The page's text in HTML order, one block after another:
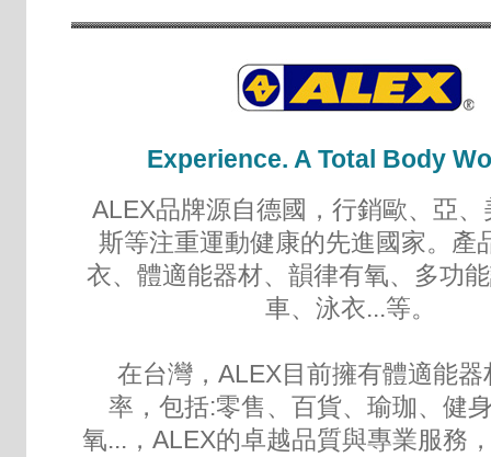
Experience. A Total Body
ALEX品牌源自德國，行銷歐、亞
斯等注重運動健康的先進國家。產
衣、體適能器材、韻律有氧、多功
車、泳衣...等。
在台灣，ALEX目前擁有體適能器
率，包括:零售、百貨、瑜珈、健
氧...，ALEX的卓越品質與專業服務